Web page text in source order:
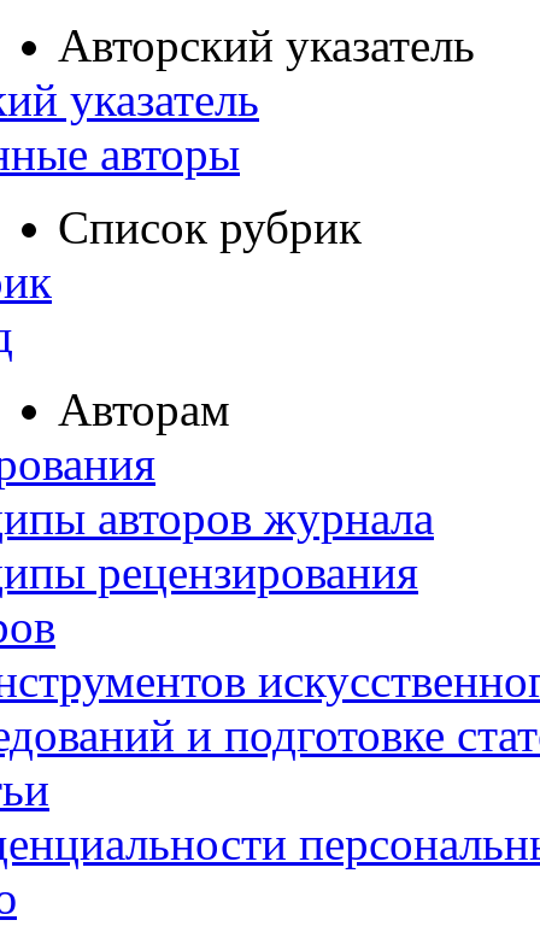
Авторский указатель
указатель
авторы
Список рубрик
Авторам
авторов журнала
рецензирования
и подготовке